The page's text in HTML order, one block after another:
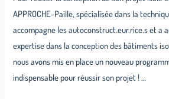
APPROCHE-Paille, spécialisée dans la
accompagne les autoconstruct.eur.rice.s et a
expertise dans la conception des bâtiments
nous avons mis en place un nouveau
indispensable pour réussir son projet ! …